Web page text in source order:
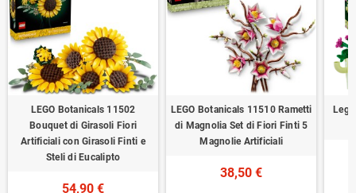
LEGO Botanicals 11502
Bouquet di Girasoli Fiori
Artificiali con Girasoli Finti e
Steli di Eucalipto
54,90 €
LEGO Botanicals 11510 Rametti
di Magnolia Set di Fiori Finti 5
Magnolie Artificiali
38,50 €